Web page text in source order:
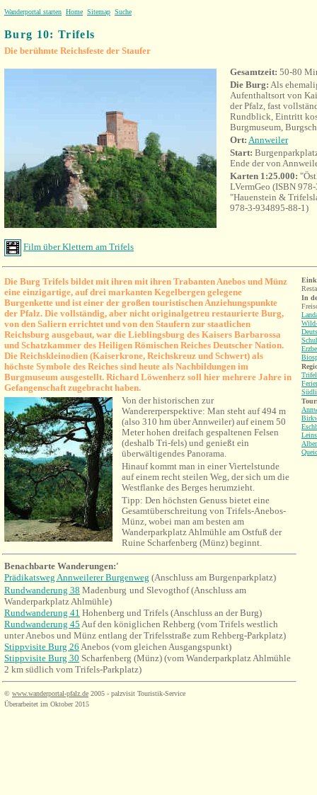
Wanderportal starten Home Sitemap Suche
Burg 10: Trifels
Die berühmte Reichsfeste der Staufer
Film über Klettern am Trifels
Gesamtzeit: 50-80
Die Burg: Als
Aufenthaltsort von
der Pfalz, fast
Rundblick, Eintritt
Burgmuseum,
Ort: Annweiler
Start:
Ende der von
Karten 1:25.000:
LVermGeo (ISBN
"Hauenstein &
978-3-934895-88-1)
Die Burg Trifels bildet mit ihren mit ihren Trabanten Anebos und Münz
eine einzigartige, auf drei markanten Kegelbergen gelegene
Burgenkette und ist einer der großen touristischen Anziehungspunkte
der Pfalz. Die vollständig, aber nicht originalgetreu restaurierte Burg,
von den Saliern errichtet und von den Staufern zur staatlichen
Reichsburg ausgebaut, war die Lieblingsburg des Kaisers Barbarossa
und Schatzkammer des Heiligen Römischen Reiches Deutscher Nation.
Die Reichskleinodien (Kaiserkrone, Reichskreuz und Schwert) als
höchste Symbole des Reiches sind heute als Nachbildungen im
Burgmuseum ausgestellt. Richard Löwenherz soll hier mehrere Jahre in
Gefangenschaft zugebracht haben.
Von der historischen zur
Wandererperspektive: Man steht auf 494 m
(also 310 hm über Annweiler) auf einem 50
Meter hohen dreifach gespaltenen Felsen
(deshalb Tri-fels) und genießt ein
überwältigendes Panorama.
Hinauf kommt man in einer Viertelstunde
auf einem recht steilen Weg, der sich um die
Westflanke des Berges herumzieht.
Tipp: Den höchsten Genuss bietet eine
Gesamtüberschreitung von Trifels-Anebos-
Münz, wobei man am besten am
Wanderparkplatz Ahlmühle am Ostfuß der
Ruine Scharfenberg (Münz) beginnt.
Benachbarte Wanderungen:'
Prädikatsweg Annweilerer Burgenweg (Anschluss am Burgenparkplatz)
Rundwanderung 38 Madenburg und Slevogthof (Anschluss am
Wanderparkplatz Ahlmühle)
Rundwanderung 41 Hohenberg und Trifels (Anschluss an der Burg)
Rundwanderung 45 Auf den königlichen Rehberg (vom Trifels westlich
unter Anebos und Münz entlang der Trifelsstraße zum Rehberg-Parkplatz)
Stippvisite Burg 26 Anebos (vom gleichen Ausgangspunkt)
Stippvisite Burg 30 Scharfenberg (Münz) (vom Wanderparkplatz Ahlmühle
2 km südlich vom Trifels-Parkplatz)
© www.wanderportal-pfalz.de 2005 - palzvisit Touristik-Service
Überarbeitet im Oktober 2015
In